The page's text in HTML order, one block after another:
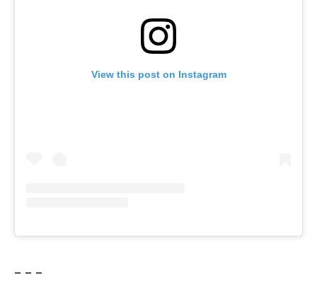
View this post on Instagram
– – –